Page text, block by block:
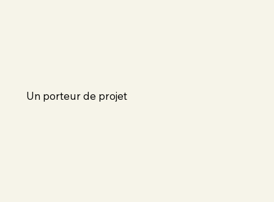
Un porteur de projet